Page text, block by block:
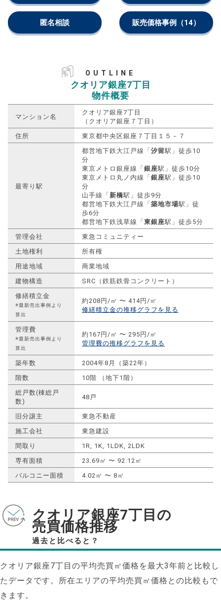
匿名相談 販売価格事例 （14）
OUTLINE
クオリア銀座7丁目
物件概要
マンション名
クオリア銀座7丁目
（クオリア銀座７丁目）
住所
東京都中央区銀座７丁目１５－７
最寄り駅
都営地下鉄大江戸線「 汐留駅」徒歩10
分
東京メトロ銀座線「 銀座駅」徒歩10分
東京メトロ丸ノ内線「 銀座駅」徒歩10
分
山手線「 新橋駅」徒歩9分
都営地下鉄大江戸線「 築地市場駅」徒
歩6分
都営地下鉄浅草線「 東銀座駅」徒歩5分
管理会社
東急コミュニティー
土地権利
所有権
用途地域
商業地域
建物構造
SRC（鉄筋鉄骨コンクリート）
修繕積立金
※最新売出事例より
算出
約208円/㎡ 〜 414円/㎡
修繕積立金の推移グラフを見る
管理費
※最新売出事例より
算出
約167円/㎡ 〜 295円/㎡
管理費の推移グラフを見る
築年数
2004年8月（築22年）
階数
10階 （地下1階）
総戸数(棟総戸
数)
48戸
旧分譲主
東急不動産
施工会社
東急建設
間取り
1R, 1K, 1LDK, 2LDK
専有面積
23.69㎡ 〜 92.12㎡
バルコニー面積
4.02㎡ 〜 8㎡
クオリア銀座7丁目の
売買価格推移
過去と比べると？
クオリア銀座7丁目の平均売買㎡価格を最大3年前と比較し
たデータです。所在エリアの平均売買㎡価格との比較もで
きます。